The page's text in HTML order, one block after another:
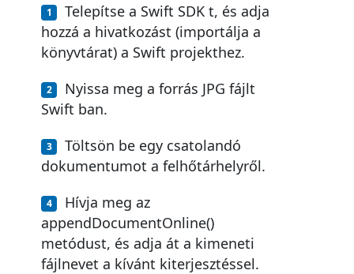
Telepítse a Swift SDK t, és adja
hozzá a hivatkozást (importálja a
könyvtárat) a Swift projekthez.
Nyissa meg a forrás JPG fájlt
Swift ban.
Töltsön be egy csatolandó
dokumentumot a felhőtárhelyről.
Hívja meg az
appendDocumentOnline()
metódust, és adja át a kimeneti
fájlnevet a kívánt kiterjesztéssel.